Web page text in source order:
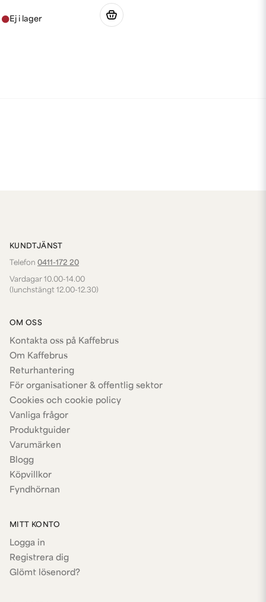
KUNDTJÄNST
Telefon 0411-172 20
Vardagar 10.00-14.00
(lunchstängt 12.00-12.30)
OM OSS
Kontakta oss på Kaffebrus
Om Kaffebrus
Returhantering
För organisationer & offentlig sektor
Cookies och cookie policy
Vanliga frågor
Produktguider
Varumärken
Blogg
Köpvillkor
Fyndhörnan
MITT KONTO
Logga in
Registrera dig
Glömt lösenord?